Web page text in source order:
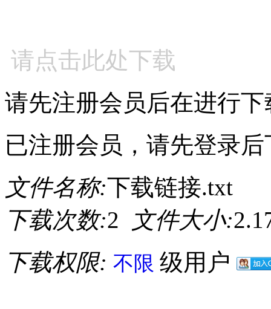
请点击此处下载
请先注册会员后在进行下
已注册会员，请先登录后
文件名称:下载链接.txt
下载次数:2 文件大小:
下载权限: 不限 级用户